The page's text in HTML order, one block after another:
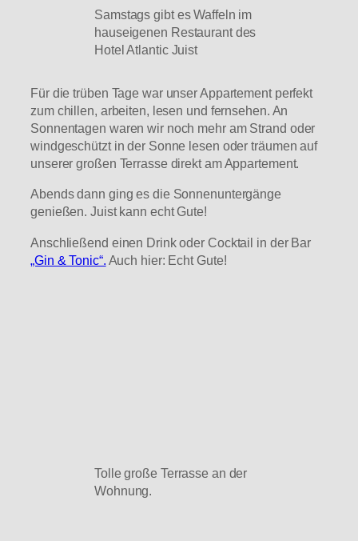
Samstags gibt es Waffeln im
hauseigenen Restaurant des
Hotel Atlantic Juist
Für die trüben Tage war unser Appartement perfekt
zum chillen, arbeiten, lesen und fernsehen. An
Sonnentagen waren wir noch mehr am Strand oder
windgeschützt in der Sonne lesen oder träumen auf
unserer großen Terrasse direkt am Appartement.
Abends dann ging es die Sonnenuntergänge
genießen. Juist kann echt Gute!
Anschließend einen Drink oder Cocktail in der Bar
„Gin & Tonic“. Auch hier: Echt Gute!
Tolle große Terrasse an der
Wohnung.